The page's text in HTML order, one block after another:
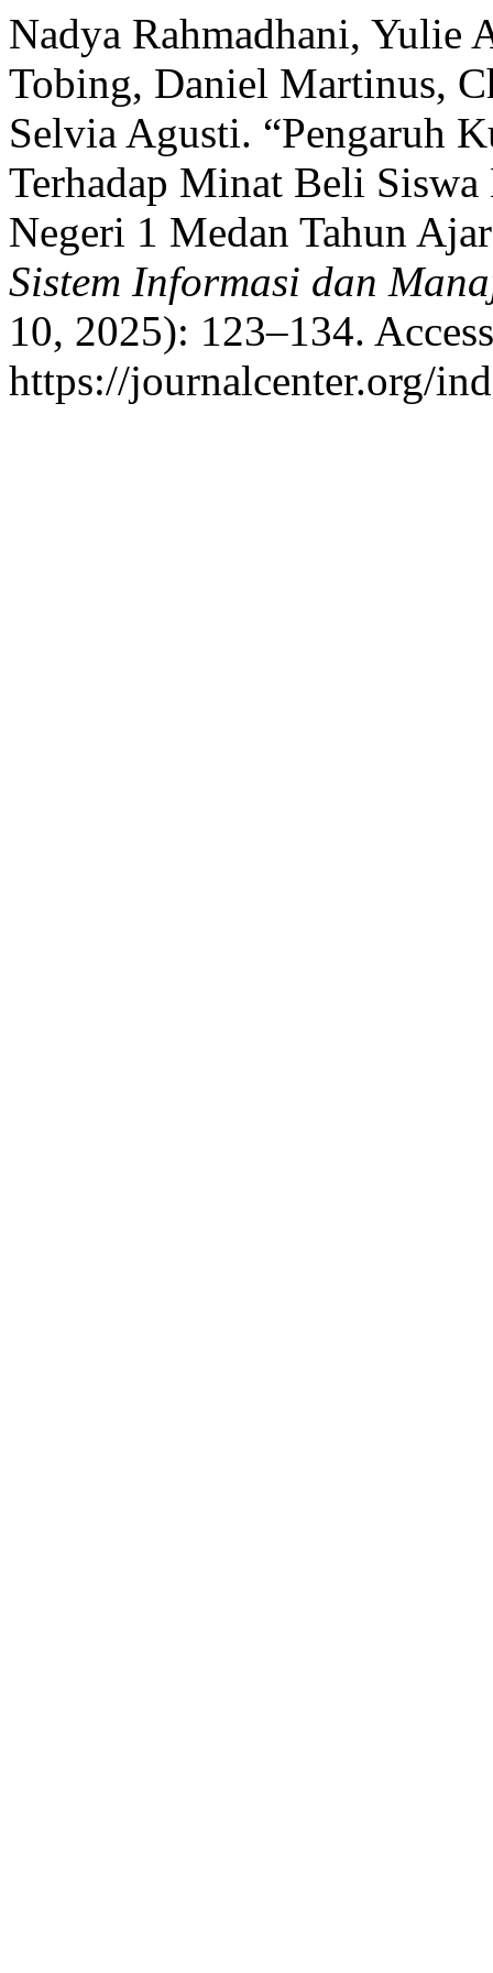
Nadya Rahmadhani, Yulie
Tobing, Daniel Martinus,
Selvia Agusti. “Pengaruh
Terhadap Minat Beli
Negeri 1 Medan Tahun
Sistem Informasi dan
10, 2025): 123–134.
https://journalcenter.org/